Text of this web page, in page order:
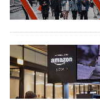
理
商
業
科